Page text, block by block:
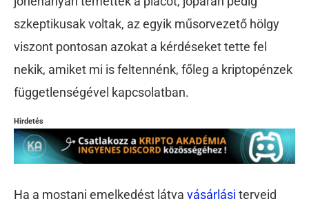
szkeptikusak voltak, az egyik műsorvezető hölgy
viszont pontosan azokat a kérdéseket tette fel
nekik, amiket mi is feltennénk, főleg a kriptopénzek
függetlenségével kapcsolatban.
Hirdetés
Ha a mostani emelkedést látva vásárlási terveid